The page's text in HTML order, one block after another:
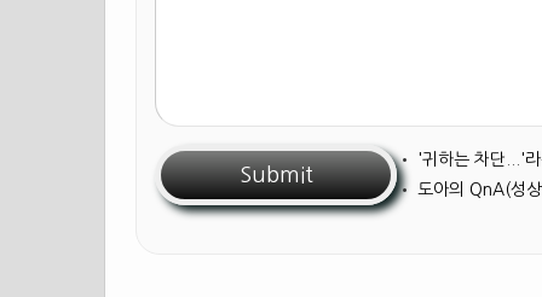
• '귀하는 차단...'
• 도아의 QnA(성